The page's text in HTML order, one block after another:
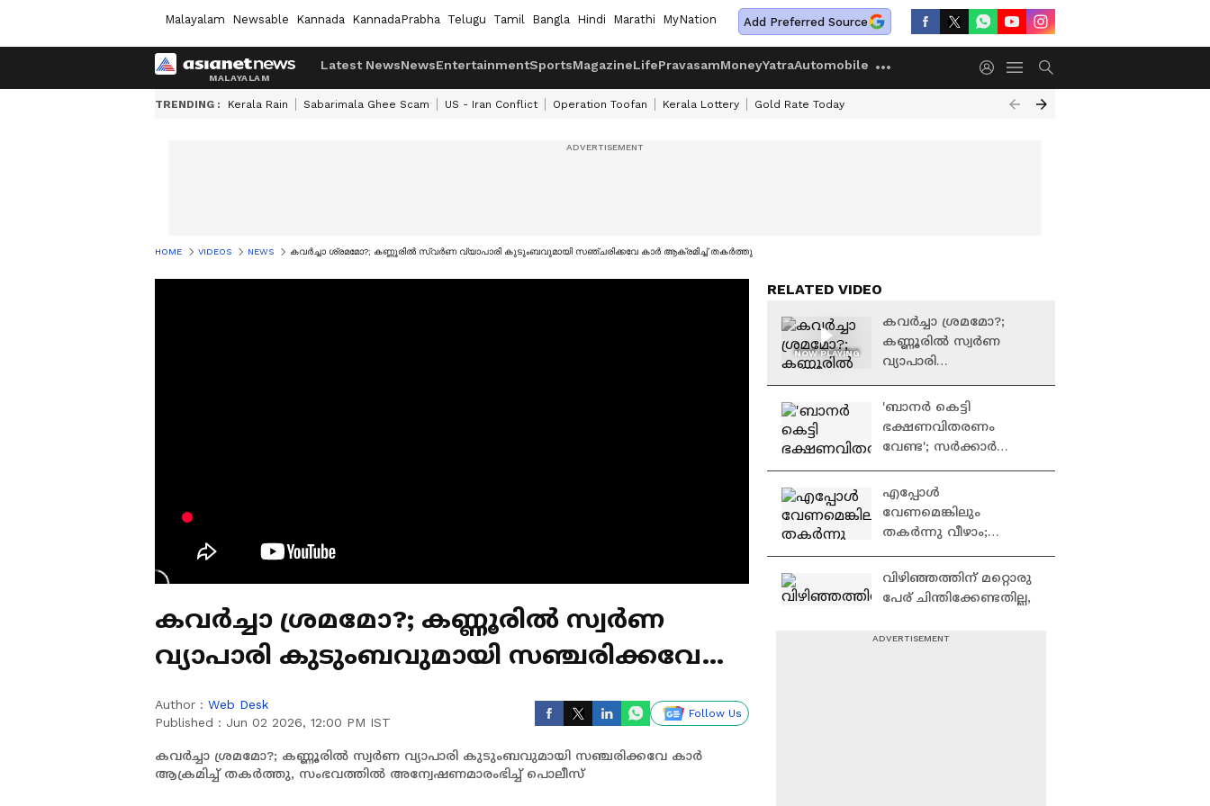
Malayalam Newsable Kannada KannadaPrabha Telugu Tamil Bangla Hindi Marathi MyNation Add Preferred Source
Latest NewsNewsEntertainmentSportsMagazineLifePravasamMoneyYatraAutomobile
TRENDING : Kerala Rain Sabarimala Ghee Scam US - Iran Conflict Operation Toofan Kerala Lottery Gold Rate Today
HOME VIDEOS NEWS കവർച്ചാ ശ്രമമോ?; കണ്ണൂരിൽ സ്വർണ വ്യാപാരി കുടുംബവുമായി സഞ്ചരിക്കവേ കാർ ആക്രമിച്ച് തകർത്തു
കവർച്ചാ ശ്രമമോ?; കണ്ണൂരിൽ സ്വർണ
വ്യാപാരി കുടുംബവുമായി സഞ്ചരിക്കവേ
Author : Web Desk
Published : Jun 02 2026, 12:00 PM IST
Follow Us
കവർച്ചാ ശ്രമമോ?; കണ്ണൂരിൽ സ്വർണ വ്യാപാരി കുടുംബവുമായി സഞ്ചരിക്കവേ കാർ
ആക്രമിച്ച് തകർത്തു, സംഭവത്തിൽ അന്വേഷണമാരംഭിച്ച് പൊലീസ്
RELATED VIDEO
NOW PLAYING
കവർച്ചാ ശ്രമമോ?;
കണ്ണൂരിൽ സ്വർണ
വ്യാപാരി
സഞ്ചരിക്കവേ കാർ
ആക്രമിച്ച് തകർത്തു
'ബാനർ കെട്ടി
ഭക്ഷണവിതരണം
വേണ്ട'; സർക്കാർ
കമ്മ്യൂണിറ്റി കിച്ചനുകൾ
വരുന്നു
എപ്പോൾ
വേണമെങ്കിലും
തകർന്നു വീഴാം;
സർക്കാർ കോളേജിൽ
ഭീതിയോടെ
വിഴിഞ്ഞത്തിന് മറ്റൊരു
പേര് ചിന്തിക്കേണ്ടതില്ല,
നൽകണം:കെസി